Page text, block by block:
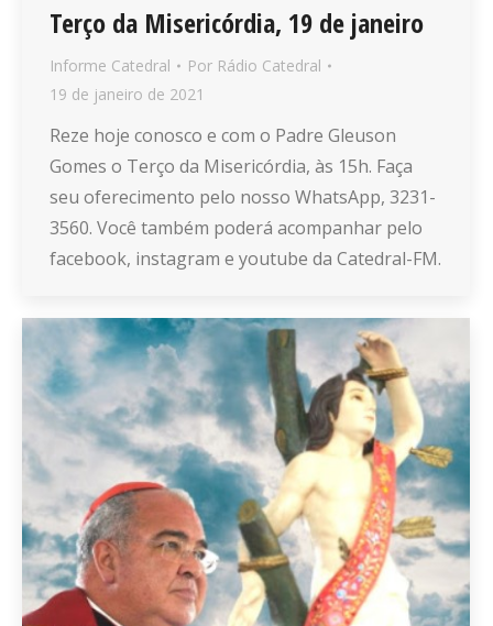
Terço da Misericórdia, 19 de janeiro
Informe Catedral Por Rádio Catedral
19 de janeiro de 2021
Reze hoje conosco e com o Padre Gleuson
Gomes o Terço da Misericórdia, às 15h. Faça
seu oferecimento pelo nosso WhatsApp, 3231-
3560. Você também poderá acompanhar pelo
facebook, instagram e youtube da Catedral-FM.